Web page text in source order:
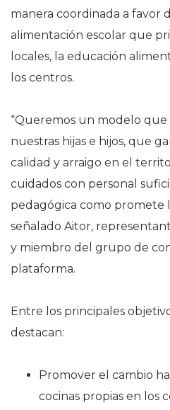
manera coordinada a favor
alimentación escolar que
locales, la educación
los centros.
“Queremos un modelo
nuestras hijas e hijos, que
calidad y arraigo en el
cuidados con personal
pedagógica como promete
señalado Aitor,
y miembro del grupo de
plataforma.
Entre los principales
destacan:
Promover el cambio
cocinas propias en los